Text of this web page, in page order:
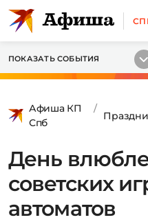
ПОКАЗАТЬ СОБЫТИЯ
Афиша КП
Спб
День
советских
автоматов